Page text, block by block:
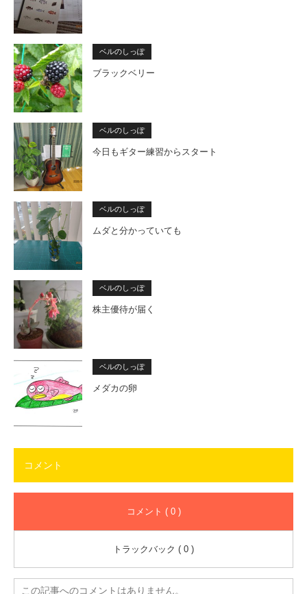
ベルのしっぽ
ブラックベリー
ベルのしっぽ
今日もギター練習からスタート
ベルのしっぽ
ムダと分かっていても
ベルのしっぽ
株主優待が届く
ベルのしっぽ
メダカの卵
コメント
コメント ( 0 )
トラックバック ( 0 )
この記事へのコメントはありません。